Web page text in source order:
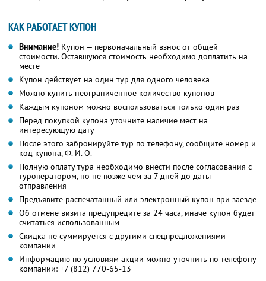
КАК РАБОТАЕТ КУПОН
Внимание! Купон — первоначальный взнос от общей
стоимости. Оставшуюся стоимость необходимо доплатить на
месте
Купон действует на один тур для одного человека
Можно купить неограниченное количество купонов
Каждым купоном можно воспользоваться только один раз
Перед покупкой купона уточните наличие мест на
интересующую дату
После этого забронируйте тур по телефону, сообщите номер и
код купона,Ф. И. О.
Полную оплату тура необходимо внести после согласования с
туроператором, но не позже чем за 7 дней до даты
отправления
Предъявите распечатанный или электронный купон при заезде
Об отмене визита предупредите за 24 часа, иначе купон будет
считаться использованным
Скидка не суммируется с другими спецпредложениями
компании
Информацию по условиям акции можно уточнить по телефону
компании: +7 (812) 770-65-13